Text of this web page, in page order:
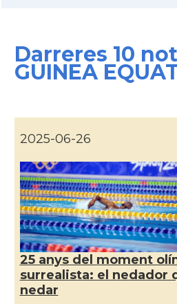
Darreres 10
GUINEA
2025-06-26
25 anys del moment
surrealista: el nedador
nedar